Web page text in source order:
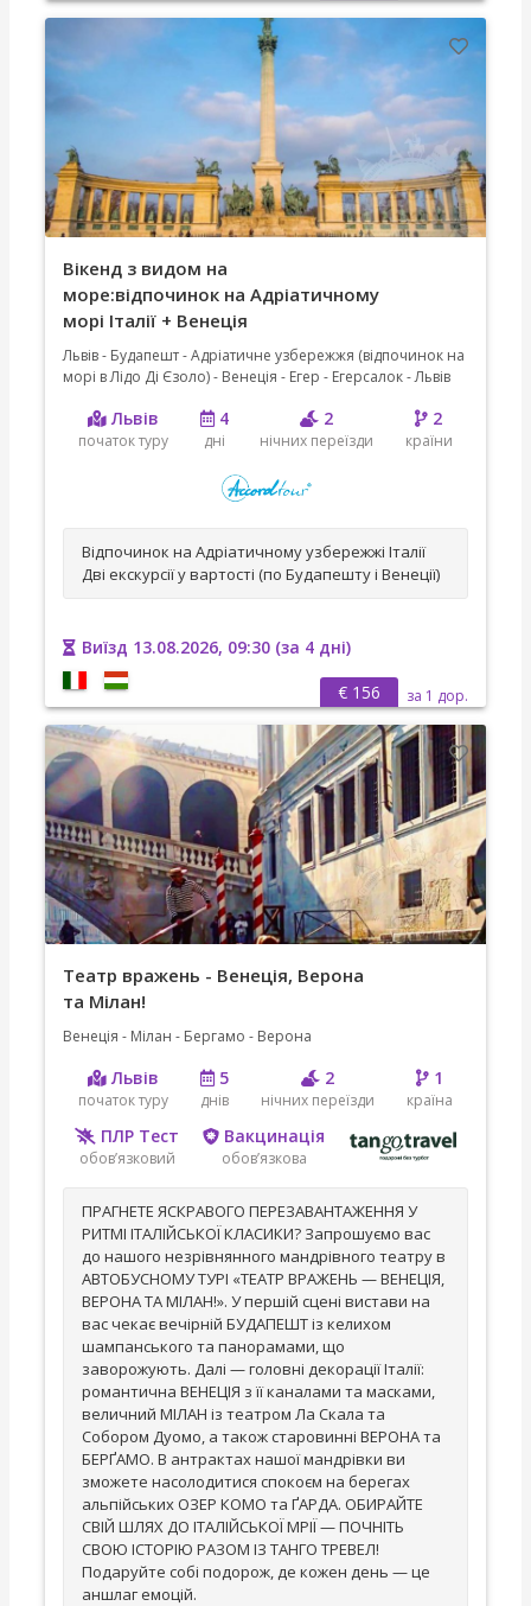
Вікенд з видом на
море:відпочинок на Адріатичному
морі Італії + Венеція
Львів - Будапешт - Адріатичне узбережжя (відпочинок на
морі в Лідо Ді Єзоло) - Венеція - Егер - Егерсалок - Львів
Львів
початок туру
4
дні
2
нічних переїзди
2
країни
Відпочинок на Адріатичному узбережжі Італії
Дві екскурсії у вартості (по Будапешту і Венеції)
Виїзд 13.08.2026, 09:30 (за 4 дні)
€ 156
за 1 дор.
Театр вражень - Венеція, Верона
та Мілан!
Венеція - Мілан - Бергамо - Верона
Львів
початок туру
5
днів
2
нічних переїзди
1
країна
ПЛР Тест
обов’язковий
Вакцинація
обов’язкова
ПРАГНЕТЕ ЯСКРАВОГО ПЕРЕЗАВАНТАЖЕННЯ У
РИТМІ ІТАЛІЙСЬКОЇ КЛАСИКИ? Запрошуємо вас
до нашого незрівнянного мандрівного театру в
АВТОБУСНОМУ ТУРІ «ТЕАТР ВРАЖЕНЬ — ВЕНЕЦІЯ,
ВЕРОНА ТА МІЛАН!». У першій сцені вистави на
вас чекає вечірній БУДАПЕШТ із келихом
шампанського та панорамами, що
заворожують. Далі — головні декорації Італії:
романтична ВЕНЕЦІЯ з її каналами та масками,
величний МІЛАН із театром Ла Скала та
Собором Дуомо, а також старовинні ВЕРОНА та
БЕРҐАМО. В антрактах нашої мандрівки ви
зможете насолодитися спокоєм на берегах
альпійських ОЗЕР КОМО та ҐАРДА. ОБИРАЙТЕ
СВІЙ ШЛЯХ ДО ІТАЛІЙСЬКОЇ МРІЇ — ПОЧНІТЬ
СВОЮ ІСТОРІЮ РАЗОМ ІЗ ТАНГО ТРЕВЕЛ!
Подаруйте собі подорож, де кожен день — це
аншлаг емоцій.